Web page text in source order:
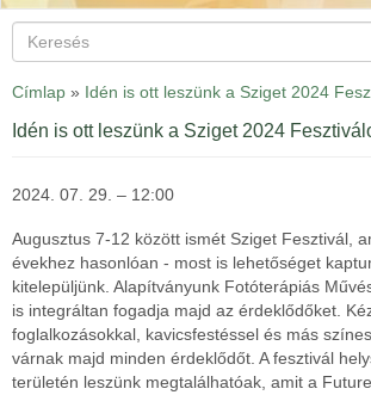
Keresés
Címlap » Idén is ott leszünk a Sziget 2024
Idén is ott leszünk a Sziget 2024
2024. 07. 29. – 12:00
Augusztus 7-12 között ismét Sziget Fesztivál,
évekhez hasonlóan - most is lehetőséget
kitelepüljünk. Alapítványunk Fotóterápiás
is integráltan fogadja majd az érdeklődőket.
foglalkozásokkal, kavicsfestéssel és más
várnak majd minden érdeklődőt. A fesztivál
területén leszünk megtalálhatóak, amit a